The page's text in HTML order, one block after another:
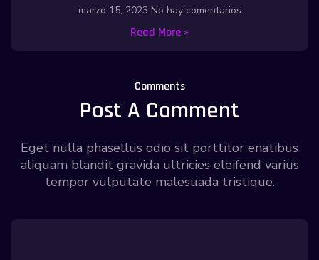
marzo 15, 2023 No hay comentarios
Read More »
Comments
Post A Comment
Eget nulla phasellus odio sit porttitor enatibus
aliquam blandit gravida ultricies eleifend varius
tempor vulputate malesuada tristique.